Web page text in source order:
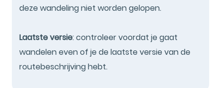
deze wandeling niet worden gelopen.
Laatste versie: controleer voordat je gaat
wandelen even of je de laatste versie van de
routebeschrijving hebt.